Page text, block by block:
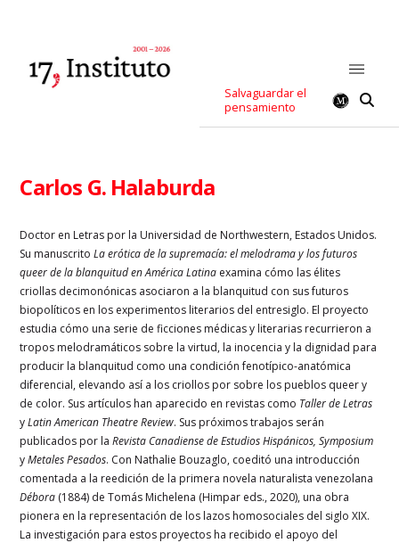
Salvaguardar el
pensamiento
Carlos G. Halaburda
Doctor en Letras por la Universidad de Northwestern, Estados Unidos.
Su manuscritoLa erótica de la supremacía: el melodrama y los futuros
queer de la blanquitud en América Latina examina cómo las élites
criollas decimonónicas asociaron a la blanquitud con sus futuros
biopolíticos en los experimentos literarios del entresiglo. El proyecto
estudia cómo una serie de ficciones médicas y literarias recurrieron a
tropos melodramáticos sobre la virtud, la inocencia y la dignidad para
producir la blanquitud como una condición fenotípico-anatómica
diferencial, elevando así a los criollos por sobre los pueblos queer y
de color. Sus artículos han aparecido en revistas como Taller de Letras
yLatin American Theatre Review. Sus próximos trabajos serán
publicados por laRevista Canadiense de Estudios Hispánicos, Symposium
yMetales Pesados. Con Nathalie Bouzaglo, coeditó una introducción
comentada a la reedición de la primera novela naturalista venezolana
Débora (1884) de Tomás Michelena (Himpar eds., 2020), una obra
pionera en la representación de los lazos homosociales del siglo XIX.
La investigación para estos proyectos ha recibido el apoyo del